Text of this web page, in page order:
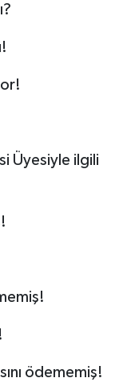
Üyesiyle ilgili
ödememiş!